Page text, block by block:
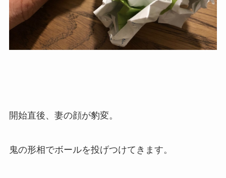
開始直後、妻の顔が豹変。
鬼の形相でボールを投げつけてきます。